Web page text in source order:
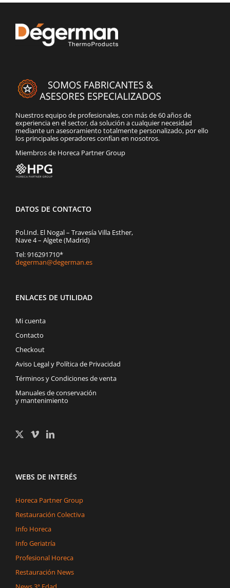
Nuestros equipo de profesionales, con más de 60 años de
experiencia en el sector, da solución a cualquier necesidad
mediante un asesoramiento totalmente personalizado, por ello
los principales operadores confían en nosotros.
Miembros de Horeca Partner Group
DATOS DE CONTACTO
Pol.Ind. El Nogal – Travesía Villa Esther,
Nave 4 – Algete (Madrid)
Tel: 916291710*
degerman@degerman.es
ENLACES DE UTILIDAD
Mi cuenta
Contacto
Checkout
Aviso Legal y Política de Privacidad
Términos y Condiciones de venta
Manuales de conservación
y mantenimiento
WEBS DE INTERÉS
Horeca Partner Group
Restauración Colectiva
Info Horeca
Info Geriatría
Profesional Horeca
Restauración News